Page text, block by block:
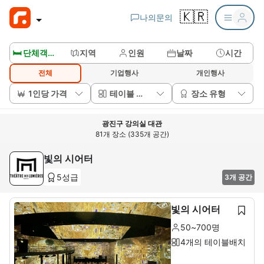
나의문의 🇰🇷
🛏️ 단체객실보기 지역 인원 날짜 시간
전체 기업행사 개인행사
1인당 가격 테이블 배치 장소 유형
광진구 강의실 대관
81개 장소 (335개 공간)
빛의 시어터
5성급 3개 공간
빛의 시어터
50~700명
4개의 테이블배치